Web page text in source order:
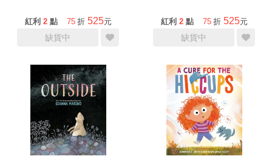
紅利 2 點 75 折 525元
缺貨中
紅利 2 點 75 折 525元
缺貨中